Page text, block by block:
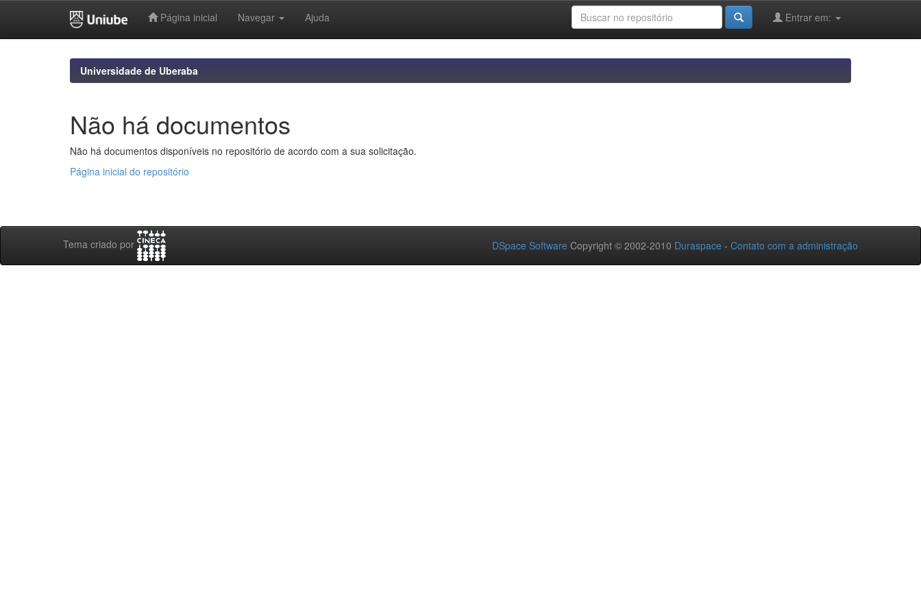
Página inicial Navegar Ajuda Entrar em:
Universidade de Uberaba
Não há documentos
Não há documentos disponíveis no repositório de acordo com a sua solicitação.
Página inicial do repositório
Tema criado por DSpace Software Copyright © 2002-2010 Duraspace - Contato com a administração